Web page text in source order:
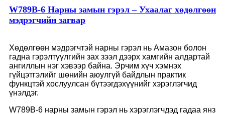
W789B-6 Нарны замын гэрэл – Ухаалаг хөдөлгөөн
мэдрэгчийн загвар
Хөдөлгөөн мэдрэгчтэй нарны гэрэл нь Амазон болон
гадна гэрэлтүүлгийн зах зээл дээрх хамгийн алдартай
ангиллын нэг хэвээр байна. Эрчим хүч хэмнэх
гүйцэтгэлийг шөнийн аюулгүй байдлын практик
функцтэй хослуулсан бүтээгдэхүүнийг хэрэглэгчид
үнэлдэг.
W789B-6 нарны замын гэрэл нь хэрэглэгчдэд гадаа янз